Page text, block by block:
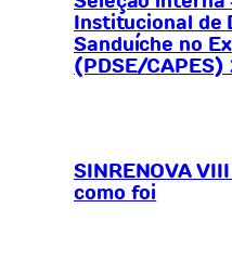
Institucional de
Sanduíche no
(PDSE/
SINRENOVA
como foi